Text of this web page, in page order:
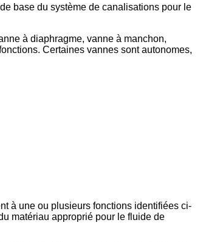
base du système de canalisations pour le
à diaphragme, vanne à manchon,
Certaines vannes sont autonomes,
à une ou plusieurs fonctions identifiées ci-
matériau approprié pour le fluide de